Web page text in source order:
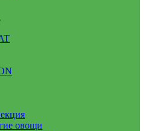
овощи